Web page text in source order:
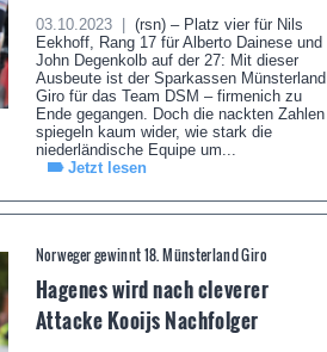
03.10.2023 |
(rsn) – Platz vier für Nils
Eekhoff, Rang 17 für Alberto Dainese und
John Degenkolb auf der 27: Mit dieser
Ausbeute ist der Sparkassen Münsterland
Giro für das Team DSM – firmenich zu
Ende gegangen. Doch die nackten Zahlen
spiegeln kaum wider, wie stark die
niederländische Equipe um...
Jetzt lesen
Norweger gewinnt 18. Münsterland Giro
Hagenes wird nach cleverer
Attacke Kooijs Nachfolger